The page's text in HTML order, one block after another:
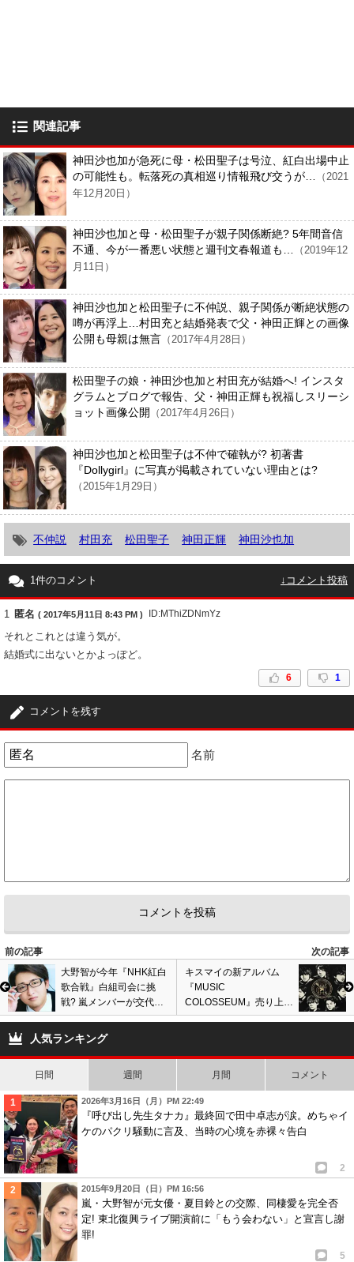
関連記事
神田沙也加が急死に母・松田聖子は号泣、紅白出場中止
の可能性も。転落死の真相巡り情報飛び交うが…
（2021
年12月20日）
神田沙也加と母・松田聖子が親子関係断絶? 5年間音信
不通、今が一番悪い状態と週刊文春報道も…
（2019年12
月11日）
神田沙也加と松田聖子に不仲説、親子関係が断絶状態の
噂が再浮上…村田充と結婚発表で父・神田正輝との画像
公開も母親は無言 （2017年4月28日）
松田聖子の娘・神田沙也加と村田充が結婚へ! インスタ
グラムとブログで報告、父・神田正輝も祝福しスリーシ
ョット画像公開
（2017年4月26日）
神田沙也加と松田聖子は不仲で確執が? 初著書
『Dollygirl』に写真が掲載されていない理由とは?
（2015年1月29日）
不仲説 村田充 松田聖子 神田正輝 神田沙也加
1件のコメント ↓コメント投稿
1 匿名 ( 2017年5月11日 8:43 PM ) ID:MThiZDNmYz
それとこれとは違う気が。
結婚式に出ないとかよっぽど。
6 1
コメントを残す
名前
前の記事
次の記事
大野智が今年『NHK紅白
歌合戦』白組司会に挑
戦? 嵐メンバーが交代で
担当、相葉雅紀が放送事
故状態で不安の声も…
キスマイの新アルバム
『MUSIC
COLOSSEUM』売り上げ
低迷、原因は横尾渉の熱
人気ランキング
日間 週間 月間 コメント
2026年3月16日（月）PM 22:49
『呼び出し先生タナカ』最終回で田中卓志が涙。めちゃイ
ケのパクリ騒動に言及、当時の心境を赤裸々告白
2
2015年9月20日（日）PM 16:56
嵐・大野智が元女優・夏目鈴との交際、同棲愛を完全否
定! 東北復興ライブ開演前に「もう会わない」と宣言し謝
罪!
5